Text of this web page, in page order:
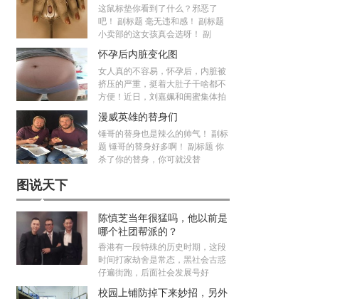
这鼠标垫你看到了什么？邪恶了
吧！ 副标题 毫无违和感！ 副标题
小卖部的这女孩真会选呀！ 副
怀孕后内脏变化图
女人真的不容易，怀孕后，内脏被
挤压的严重，挺着大肚子干啥都不
方便！近日，刘嘉姵和闺蜜集体拍
漫威英雄的替身们
锤哥的替身也是辣么的帅气！ 副标
题 锤哥的替身好多啊！ 副标题 你
杀了你的替身，你可就没替
图说天下
陈慎芝当年很猛吗，他以前是
哪个社团帮派的？
香港有一段特殊的历史时期，这段
时间打家劫舍是常态，黑社会古惑
仔遍街跑，后面社会发展号好
校园上铺防掉下来妙招，另外